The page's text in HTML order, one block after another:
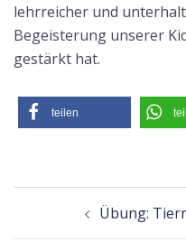
lehrreicher und
Begeisterung unserer
gestärkt hat.
teilen
Übung: